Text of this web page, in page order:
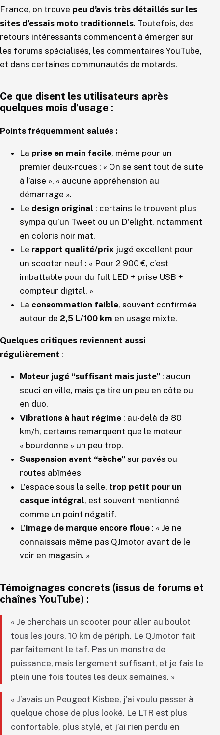
France, on trouve peu d’avis très détaillés sur les
sites d’essais moto traditionnels. Toutefois, des
retours intéressants commencent à émerger sur
les forums spécialisés, les commentaires YouTube,
et dans certaines communautés de motards.
Ce que disent les utilisateurs après
quelques mois d’usage :
Points fréquemment salués :
La prise en main facile, même pour un
premier deux-roues : « On se sent tout de suite
à l’aise », « aucune appréhension au
démarrage ».
Le design original : certains le trouvent plus
sympa qu’un Tweet ou un D’elight, notamment
en coloris noir mat.
Le rapport qualité/prix jugé excellent pour
un scooter neuf : « Pour 2 900 €, c’est
imbattable pour du full LED + prise USB +
compteur digital. »
La consommation faible, souvent confirmée
autour de 2,5 L/100 km en usage mixte.
Quelques critiques reviennent aussi
régulièrement :
Moteur jugé “suffisant mais juste” : aucun
souci en ville, mais ça tire un peu en côte ou
en duo.
Vibrations à haut régime : au-delà de 80
km/h, certains remarquent que le moteur
« bourdonne » un peu trop.
Suspension avant “sèche” sur pavés ou
routes abîmées.
L’espace sous la selle, trop petit pour un
casque intégral, est souvent mentionné
comme un point négatif.
L’image de marque encore floue : « Je ne
connaissais même pas QJmotor avant de le
voir en magasin. »
Témoignages concrets (issus de forums et
chaînes YouTube) :
« Je cherchais un scooter pour aller au boulot
tous les jours, 10 km de périph. Le QJmotor fait
parfaitement le taf. Pas un monstre de
puissance, mais largement suffisant, et je fais le
plein une fois toutes les deux semaines. »
« J’avais un Peugeot Kisbee, j’ai voulu passer à
quelque chose de plus looké. Le LTR est plus
confortable, plus stylé, et j’ai rien perdu en